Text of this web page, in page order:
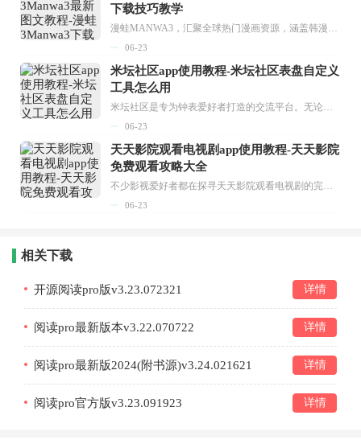
下载技巧教学
漫蛙MANWA3，汇聚全球热门漫画资源，涵盖韩漫、欧美漫画、国漫等多种类型，题材丰富多样，全方位满足用户阅读喜好。它不仅是阅读平台，更是创作平台，为广大用户打造零门槛创作环境。...
06-23
米坛社区app使用教程-米坛社区表盘自定义
工具怎么用
米坛社区是专为钟表爱好者打造的交流平台。无论你是初涉钟表领域的普通爱好者，还是拥有多年收藏经验的资深玩家，都能在此找到属于自己的天地。 无需注册，就能轻松参与其中。通过专业的讨论论坛与丰富的交互功能，你可与世界各地的钟表爱好者畅快交流。若你钟情于钟表，米坛社区无疑是值得一试的理想之选。在这里，你能获取最新的手表资讯，交流见解，提升鉴赏品味，让每一块手表都成为收藏故事中重要的一部分。感兴趣的朋友，不要错过下载机会。...
06-23
天天影院观看电视剧app使用教程-天天影院
免费观看攻略大全
不少影视爱好者都在探寻天天影院观看电视剧的完整方法，结合最新平台使用规则，本篇新手入门攻略全面讲解观看渠道、检索流程、播放设置以及画面模式调整等实用内容。全文适配手机、电脑等主流设备，步骤简洁易懂，无论是初次使用的新手，还是想要优化观影体验的用户，都能参照内容快速上手，熟练掌握平台各项操作技巧，轻松畅享影视内容。...
06-23
相关下载
开源阅读pro版v3.23.072321 详情
阅读pro最新版本v3.22.070722 详情
阅读pro最新版2024(附书源)v3.24.021621 详情
阅读pro官方版v3.23.091923 详情